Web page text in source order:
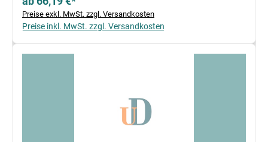
Preise exkl. MwSt. zzgl. Versandkosten
Preise inkl. MwSt. zzgl. Versandkosten